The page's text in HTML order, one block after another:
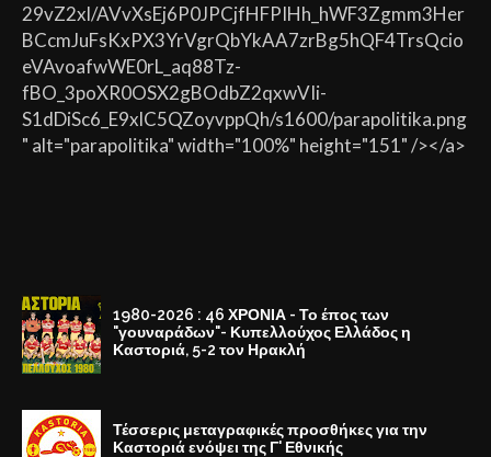
29vZ2xl/AVvXsEj6P0JPCjfHFPIHh_hWF3Zgmm3Her
BCcmJuFsKxPX3YrVgrQbYkAA7zrBg5hQF4TrsQcio
eVAvoafwWE0rL_aq88Tz-
fBO_3poXR0OSX2gBOdbZ2qxwVIi-
S1dDiSc6_E9xlC5QZoyvppQh/s1600/parapolitika.png
" alt="parapolitika" width="100%" height="151" /></a>
1980-2026 : 46 ΧΡΟΝΙΑ - Το έπος των
"γουναράδων"- Κυπελλούχος Ελλάδος η
Καστοριά, 5-2 τον Ηρακλή
Τέσσερις μεταγραφικές προσθήκες για την
Καστοριά ενόψει της Γ' Εθνικής